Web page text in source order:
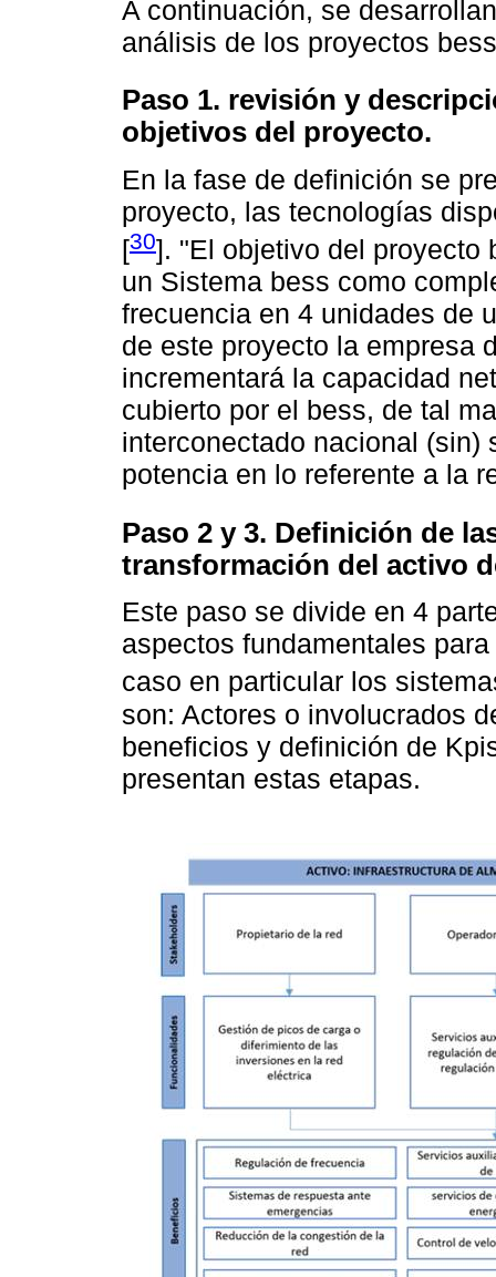
A continuación, se
análisis de los proyectos
Paso 1. revisión y
objetivos del proyecto.
En la fase de definición se
proyecto, las tecnologías
[30]. "El objetivo del proyecto
un Sistema bess como
frecuencia en 4 unidades de
de este proyecto la empresa
incrementará la capacidad
cubierto por el bess, de tal
interconectado nacional (sin)
potencia en lo referente a la
Paso 2 y 3. Definición de
transformación del activo
Este paso se divide en 4
aspectos fundamentales
caso en particular los
son: Actores o involucrados
beneficios y definición de
presentan estas etapas.